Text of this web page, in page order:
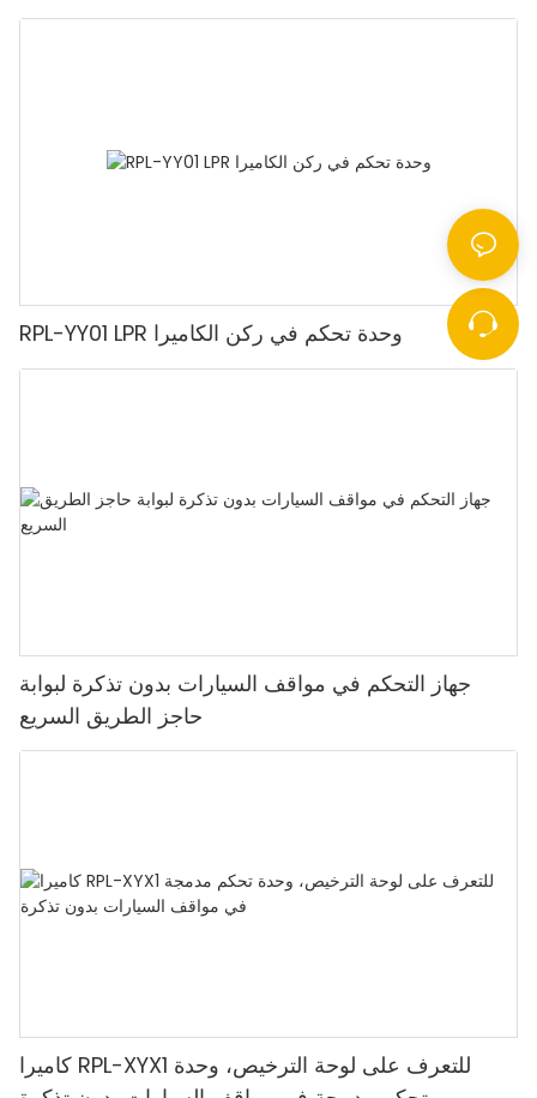
RPL-YY01 LPR وحدة تحكم في ركن الكاميرا
جهاز التحكم في مواقف السيارات بدون تذكرة لبوابة
حاجز الطريق السريع
كاميرا RPL-XYX1 للتعرف على لوحة الترخيص، وحدة